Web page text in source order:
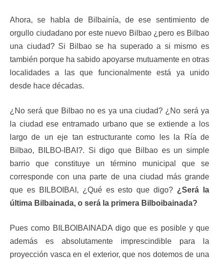
Ahora, se habla de Bilbainía, de ese sentimiento de
orgullo ciudadano por este nuevo Bilbao ¿pero es Bilbao
una ciudad? Si Bilbao se ha superado a si mismo es
también porque ha sabido apoyarse mutuamente en otras
localidades a las que funcionalmente está ya unido
desde hace décadas.
¿No será que Bilbao no es ya una ciudad? ¿No será ya
la ciudad ese entramado urbano que se extiende a los
largo de un eje tan estructurante como les la Ría de
Bilbao, BILBO-IBAI?. Si digo que Bilbao es un simple
barrio que constituye un término municipal que se
corresponde con una parte de una ciudad más grande
que es BILBOIBAI, ¿Qué es esto que digo? ¿Será la
última Bilbainada, o será la primera Bilboibainada?
Pues como BILBOIBAINADA digo que es posible y que
además es absolutamente imprescindible para la
proyección vasca en el exterior, que nos dotemos de una